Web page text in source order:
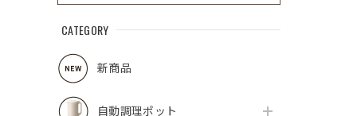
CATEGORY
新商品
自動調理ポット